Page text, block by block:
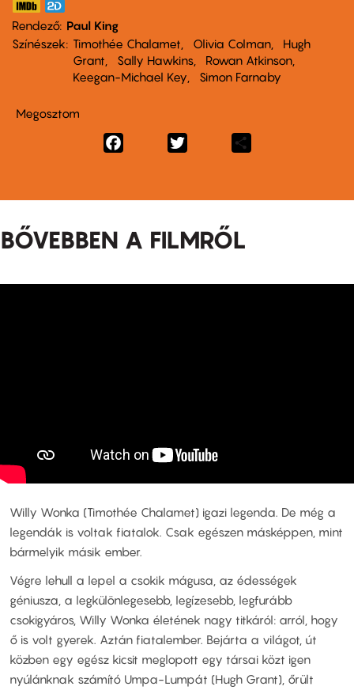
Rendező Paul King
Színészek
Timothée Chalamet Olivia Colman
Hugh
Grant
Sally Hawkins
Rowan Atkinson
Keegan-Michael Key
Simon Farnaby
Megosztom
Facebook
BŐVEBBEN A FILMRŐL
Willy Wonka (Timothée Chalamet) igazi legenda. De még a
legendák is voltak fiatalok. Csak egészen másképpen, mint
bármelyik másik ember.
Végre lehull a lepel a csokik mágusa, az édességek
géniusza, a legkülönlegesebb, legízesebb, legfurább
csokigyáros, Willy Wonka életének nagy titkáról: arról, hogy
ő is volt gyerek. Aztán fiatalember. Bejárta a világot, út
közben egy egész kicsit meglopott egy társai közt igen
nyúlánknak számító Umpa-Lumpát (Hugh Grant), őrült